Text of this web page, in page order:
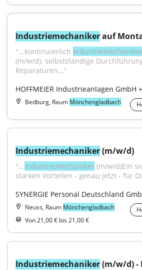
Industriemechaniker auf
"...kontinuierlich
(m/w/d). selbstständige
Reparaturen..."
HOFFMEIER Industrieanlagen GmbH
Bedburg, Raum Mönchengladbach
Industriemechaniker (m/w/d)
"...Industriemechaniker (m/w/d)Ein
starken Vorteilen - genau jetzt - für
SYNERGIE Personal Deutschland
Neuss, Raum Mönchengladbach
Von 21,00 € bis 21,00 €
Industriemechaniker (m/w/d) -